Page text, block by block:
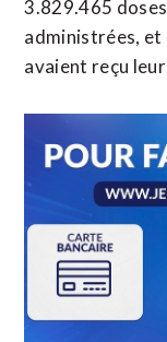
3.829.465
administrées, et
avaient reçu